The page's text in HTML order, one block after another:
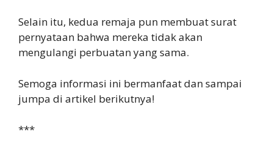
Selain itu, kedua remaja pun membuat surat
pernyataan bahwa mereka tidak akan
mengulangi perbuatan yang sama.
Semoga informasi ini bermanfaat dan sampai
jumpa di artikel berikutnya!
***